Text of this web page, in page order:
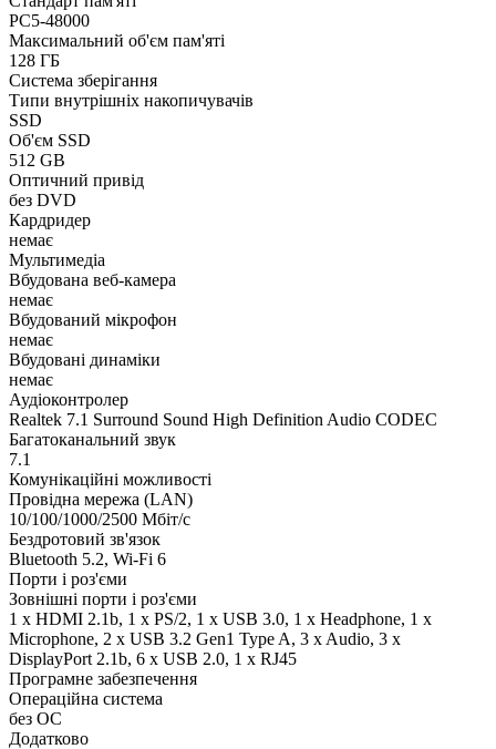
PC5-48000
Максимальний об'єм пам'яті
128 ГБ
Система зберігання
Типи внутрішніх накопичувачів
SSD
Об'єм SSD
512 GB
Оптичний привід
без DVD
Кардридер
немає
Мультимедіа
Вбудована веб-камера
немає
Вбудований мікрофон
немає
Вбудовані динаміки
немає
Аудіоконтролер
Realtek 7.1 Surround Sound High Definition Audio CODEC
Багатоканальний звук
7.1
Комунікаційні можливості
Провідна мережа (LAN)
10/100/1000/2500 Мбіт/с
Бездротовий зв'язок
Bluetooth 5.2, Wi-Fi 6
Порти і роз'єми
Зовнішні порти і роз'єми
1 x HDMI 2.1b, 1 x PS/2, 1 x USB 3.0, 1 x Нeadphone, 1 х
Microphone, 2 x USB 3.2 Gen1 Type A, 3 x Audio, 3 x
DisplayPort 2.1b, 6 x USB 2.0, 1 x RJ45
Програмне забезпечення
Операційна система
без ОС
Додатково